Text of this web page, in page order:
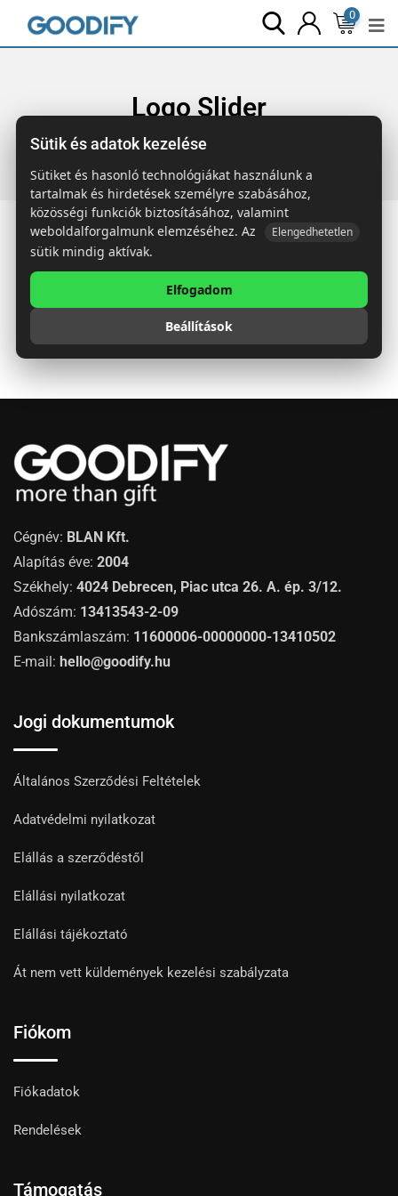
0
Logo Slider
Főoldal Elements
Cégnév: BLAN Kft.
Alapítás éve: 2004
Székhely: 4024 Debrecen, Piac utca 26. A. ép. 3/12.
Adószám: 13413543-2-09
Bankszámlaszám: 11600006-00000000-13410502
E-mail: hello@goodify.hu
Jogi dokumentumok
Általános Szerződési Feltételek
Adatvédelmi nyilatkozat
Elállás a szerződéstől
Elállási nyilatkozat
Elállási tájékoztató
Át nem vett küldemények kezelési szabályzata
Fiókom
Fiókadatok
Rendelések
Támogatás
Sütik és adatok kezelése
Sütiket és hasonló technológiákat használunk a
tartalmak és hirdetések személyre szabásához,
közösségi funkciók biztosításához, valamint
weboldalforgalmunk elemzéséhez. Az
Elengedhetetlen
sütik mindig aktívak.
Elfogadom
Beállítások